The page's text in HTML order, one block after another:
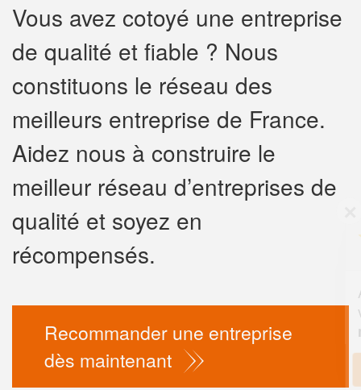
Vous avez cotoyé une entreprise
de qualité et fiable ? Nous
constituons le réseau des
meilleurs entreprise de France.
Aidez nous à construire le
meilleur réseau d’entreprises de
qualité et soyez en
récompensés.
Recommander une entreprise
dès maintenant
✕
vosmargestout en
nouveaux clients